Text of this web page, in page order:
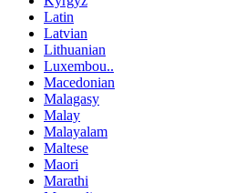
Latin
Latvian
Lithuanian
Luxembou..
Macedonian
Malagasy
Malay
Malayalam
Maltese
Maori
Marathi